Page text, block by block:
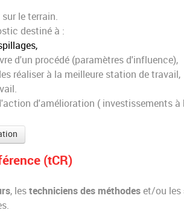
le terrain.
destiné à :
d'un procédé (paramètres d'influence),
réaliser à la meilleure station de travail,
d'amélioration ( investissements
(tCR)
, les techniciens des méthodes et/ou les